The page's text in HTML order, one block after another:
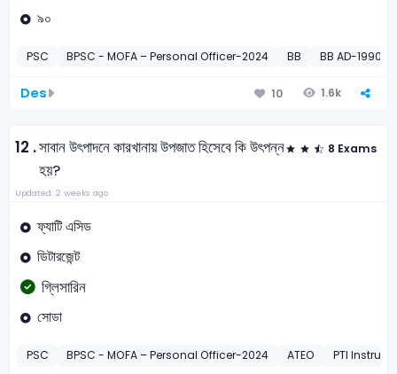
৯০
PSC BPSC - MOFA – Personal Officer-2024 BB BB AD-1990
Des 10 1.6k
12 .সাবান উৎপাদনে কারখানায় উপজাত হিসেবে কি উৎপন্ন
হয়?
8 Exams
Updated: 2 weeks ago
ফ্যাটি এসিড
ডিটারজেন্ট
গ্লিসারিন
সোডা
PSC BPSC - MOFA – Personal Officer-2024 ATEO PTI